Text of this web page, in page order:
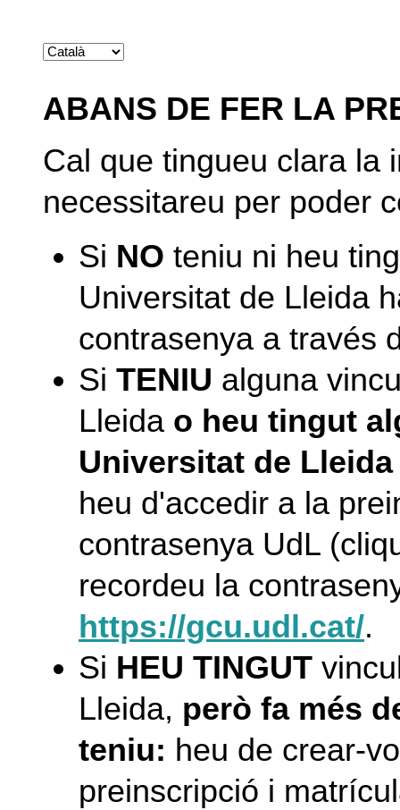
ABANS DE FER LA
Cal que tingueu clara la
necessitareu per poder
Si NO teniu ni heu
Universitat de Lleida
contrasenya a través
Si TENIU alguna
Lleida o heu tingut
Universitat de
heu d'accedir a la
contrasenya UdL
recordeu la
https://gcu.udl.cat/.
Si HEU TINGUT
Lleida, però fa més
teniu: heu de crear-
preinscripció i